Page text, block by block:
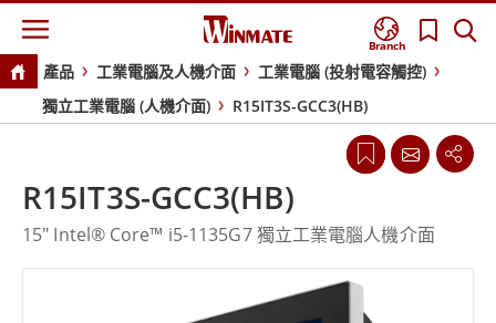
Branch
產品 工業電腦及人機介面
工業電腦 (投射電容觸控)
獨立工業電腦 (人機介面)
R15IT3S-GCC3(HB)
R15IT3S-GCC3(HB)
15" Intel® Core™ i5-1135G7 獨立工業電腦人機介面